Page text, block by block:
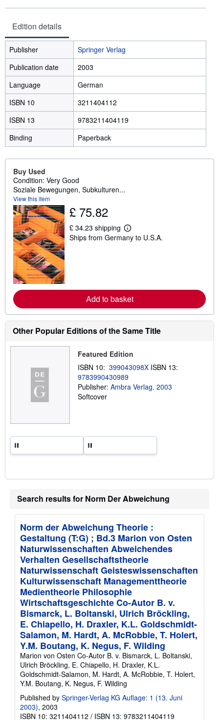
Edition details
Publisher
Springer Verlag
Publication date
2003
Language
German
ISBN 10
3211404112
ISBN 13
9783211404119
Binding
Paperback
Buy Used
Condition: Very Good
Soziale Bewegungen, Subkulturen...
View this item
£ 75.82
£ 34.23 shipping
L
e
e
a
b
u
s
p
i
n
g
Ships from Germany to U.S.A.
Add to basket
Other Popular Editions of the Same Title
Featured Edition
ISBN 10: 399043098X ISBN 13:
9783990430989
Publisher: Ambra Verlag, 2003
Softcover
Search results for Norm Der Abweichung
Norm der Abweichung Theorie :
Gestaltung (T:G) ; Bd.3 Marion von Osten
Naturwissenschaften Abweichendes
Verhalten Gesellschaftstheorie
Naturwissenschaft Geisteswissenschaften
Kulturwissenschaft Managementtheorie
Medientheorie Philosophie
Wirtschaftsgeschichte Co-Autor B. v.
Bismarck, L. Boltanski, Ulrich Bröckling,
E. Chiapello, H. Draxler, K.L. Goldschmidt-
Salamon, M. Hardt, A. McRobbie, T. Holert,
Y.M. Boutang, K. Negus, F. Wilding
Marion von Osten Co-Autor B. v. Bismarck, L. Boltanski,
Ulrich Bröckling, E. Chiapello, H. Draxler, K.L.
Goldschmidt-Salamon, M. Hardt, A. McRobbie, T. Holert,
Y.M. Boutang, K. Negus, F. Wilding
Published by Springer-Verlag KG Auflage: 1 (13. Juni
2003), 2003
ISBN 10: 3211404112 / ISBN 13: 9783211404119